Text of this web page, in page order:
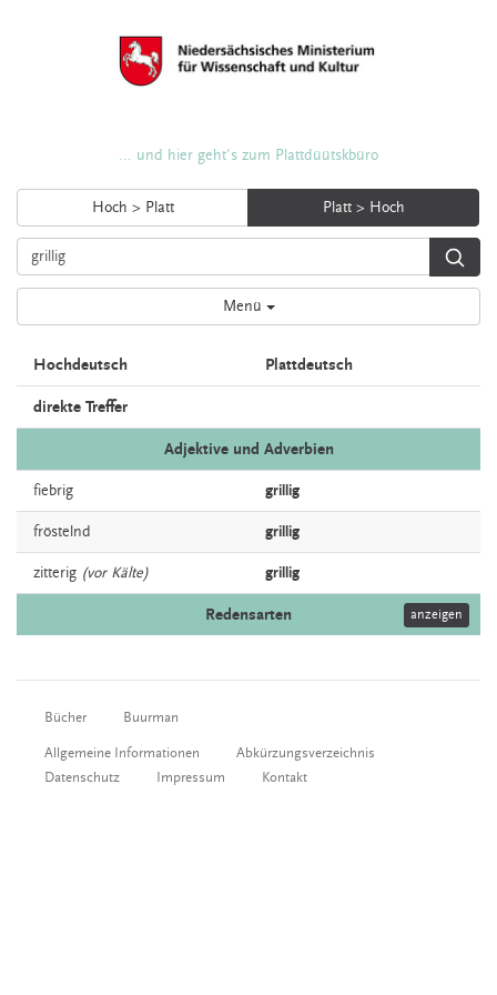
... und hier geht's zum Plattdüütskbüro
Hoch > Platt Platt > Hoch
Menü
Hochdeutsch Plattdeutsch
direkte Treffer
Adjektive und Adverbien
fiebrig grillig
fröstelnd grillig
zitterig (vor Kälte) grillig
Redensarten anzeigen
Bücher Buurman
Allgemeine Informationen
Abkürzungsverzeichnis
Datenschutz
Impressum Kontakt